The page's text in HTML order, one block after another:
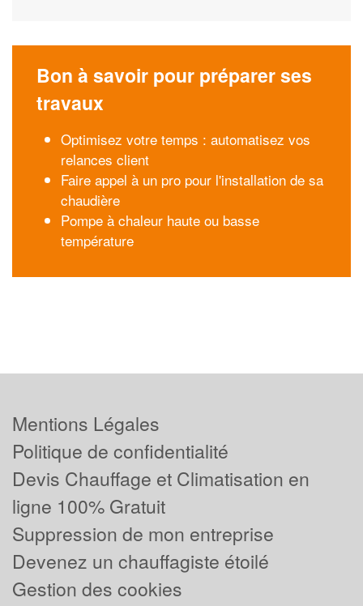
Bon à savoir pour préparer ses
travaux
Optimisez votre temps : automatisez vos
relances client
Faire appel à un pro pour l'installation de sa
chaudière
Pompe à chaleur haute ou basse
température
Mentions Légales
Politique de confidentialité
Devis Chauffage et Climatisation en
ligne 100% Gratuit
Suppression de mon entreprise
Devenez un chauffagiste étoilé
Gestion des cookies